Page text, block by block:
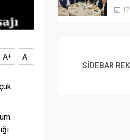
A+ A-
SİDEBAR